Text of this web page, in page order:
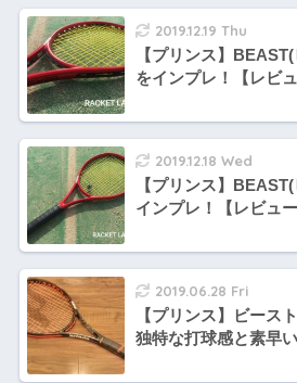
2019.12.19 Thu
【プリンス】
をインプレ！【レビュ
2019.12.18 Wed
【プリンス】
インプレ！【レビュー
2019.06.28 Fri
【プリンス】ビース
独特な打球感と素早